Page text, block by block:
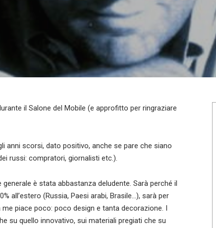
il Salone del Mobile (e approfitto per ringraziare
scorsi, dato positivo, anche se pare che siano
russi: compratori, giornalisti etc.).
è stata abbastanza deludente. Sarà perché il
all’estero (Russia, Paesi arabi, Brasile…), sarà per
piace poco: poco design e tanta decorazione. I
su quello innovativo, sui materiali pregiati che su